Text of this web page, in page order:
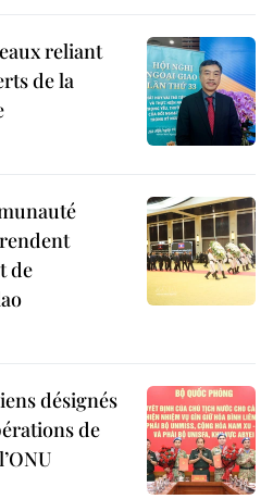
reliant
de la
de
désignés
de